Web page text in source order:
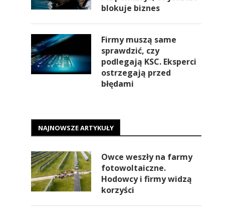
blokuje biznes
Firmy muszą same
sprawdzić, czy
podlegają KSC. Eksperci
ostrzegają przed
błędami
NAJNOWSZE ARTYKUŁY
Owce weszły na farmy
fotowoltaiczne.
Hodowcy i firmy widzą
korzyści